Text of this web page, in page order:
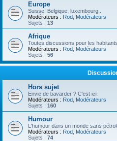
Europe
Suisse, Belgique, luxembourg...
Modérateurs : Rod Modérateurs
Sujets : 13
Afrique
Toutes discussions pour les
Modérateurs : Rod Modérateurs
Sujets : 56
Hors sujet
Envie de bavarder ? C'est ici.
Modérateurs : Rod Modérateurs
Sujets : 160
Humour
L'humour dans un monde sans
Modérateurs : Rod Modérateurs
Sujets : 74